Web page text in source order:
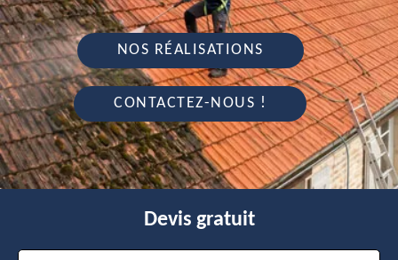
NOS RÉALISATIONS
CONTACTEZ-NOUS !
Devis gratuit